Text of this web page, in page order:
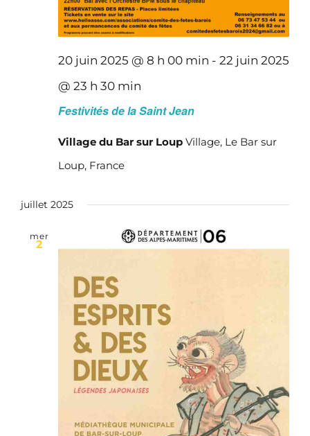
20 juin 2025 @ 8 h 00 min - 22 juin 2025
@ 23 h 30 min
Festivités de la Saint Jean
Village du Bar sur Loup Village, Le Bar sur
Loup, France
juillet 2025
mer
2